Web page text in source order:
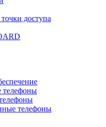
доступа
телефоны